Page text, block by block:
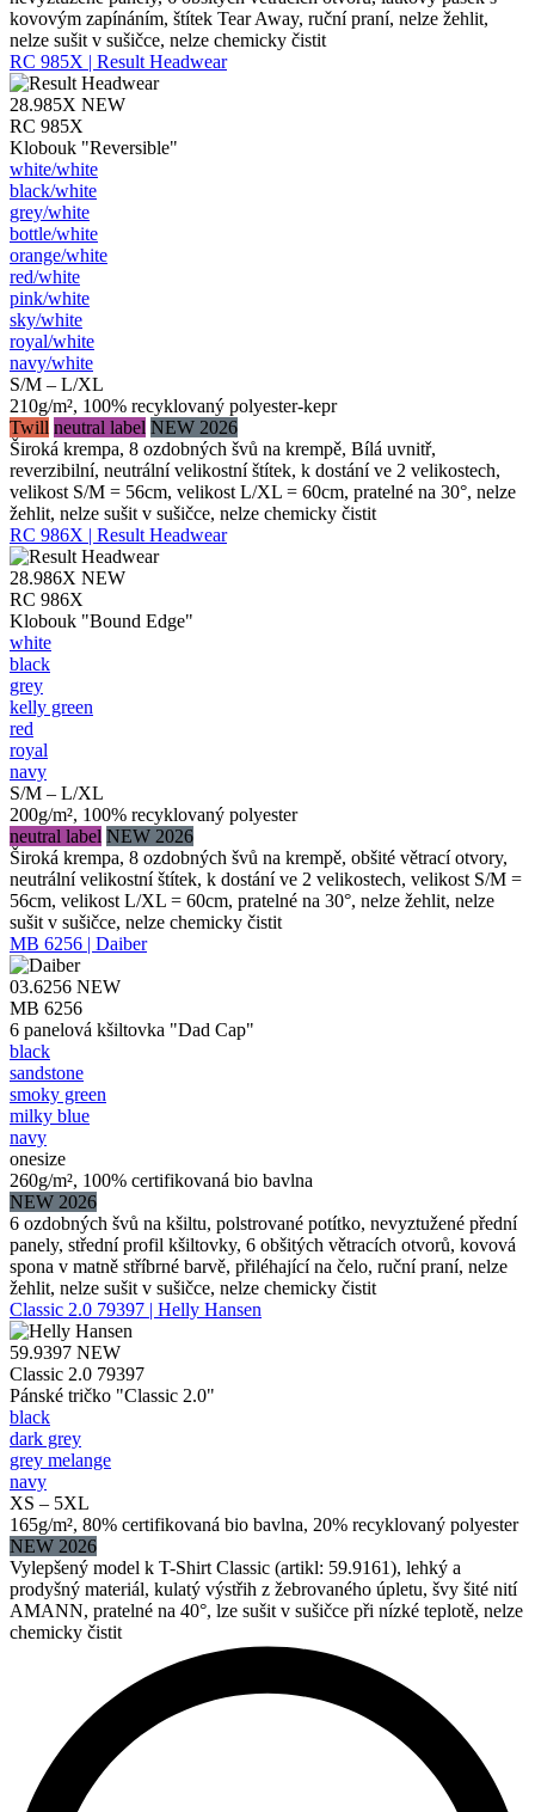
kovovým zapínáním, štítek Tear Away, ruční praní, nelze žehlit,
nelze sušit v sušičce, nelze chemicky čistit
RC 985X | Result Headwear
28.985X NEW
RC 985X
Klobouk "Reversible"
white/​white
black/​white
grey/​white
bottle/​white
orange/​white
red/​white
pink/​white
sky/​white
royal/​white
navy/​white
S/M – L/XL
210g/m², 100% recyklovaný polyester-kepr
Twill neutral label NEW 2026
Široká krempa, 8 ozdobných švů na krempě, Bílá uvnitř,
reverzibilní, neutrální velikostní štítek, k dostání ve 2 velikostech,
velikost S/M = 56cm, velikost L/XL = 60cm, pratelné na 30°, nelze
žehlit, nelze sušit v sušičce, nelze chemicky čistit
RC 986X | Result Headwear
28.986X NEW
RC 986X
Klobouk "Bound Edge"
white
black
grey
kelly green
red
royal
navy
S/M – L/XL
200g/m², 100% recyklovaný polyester
neutral label NEW 2026
Široká krempa, 8 ozdobných švů na krempě, obšité větrací otvory,
neutrální velikostní štítek, k dostání ve 2 velikostech, velikost S/M =
56cm, velikost L/XL = 60cm, pratelné na 30°, nelze žehlit, nelze
sušit v sušičce, nelze chemicky čistit
MB 6256 | Daiber
03.6256 NEW
MB 6256
6 panelová kšiltovka "Dad Cap"
black
sandstone
smoky green
milky blue
navy
onesize
260g/m², 100% certifikovaná bio bavlna
NEW 2026
6 ozdobných švů na kšiltu, polstrované potítko, nevyztužené přední
panely, střední profil kšiltovky, 6 obšitých větracích otvorů, kovová
spona v matně stříbrné barvě, přiléhající na čelo, ruční praní, nelze
žehlit, nelze sušit v sušičce, nelze chemicky čistit
Classic 2.0 79397 | Helly Hansen
59.9397 NEW
Classic 2.0 79397
Pánské tričko "Classic 2.0"
black
dark grey
grey melange
navy
XS – 5XL
165g/m², 80% certifikovaná bio bavlna, 20% recyklovaný polyester
NEW 2026
Vylepšený model k T-Shirt Classic (artikl: 59.9161), lehký a
prodyšný materiál, kulatý výstřih z žebrovaného úpletu, švy šité nití
AMANN, pratelné na 40°, lze sušit v sušičce při nízké teplotě, nelze
chemicky čistit